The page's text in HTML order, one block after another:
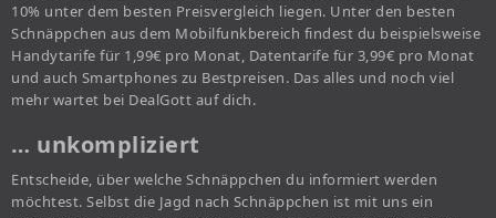
10% unter dem besten Preisvergleich liegen. Unter den besten
Schnäppchen aus dem Mobilfunkbereich findest du beispielsweise
Handytarife für 1,99€ pro Monat, Datentarife für 3,99€ pro Monat
und auch Smartphones zu Bestpreisen. Das alles und noch viel
mehr wartet bei DealGott auf dich.
… unkompliziert
Entscheide, über welche Schnäppchen du informiert werden
möchtest. Selbst die Jagd nach Schnäppchen ist mit uns ein